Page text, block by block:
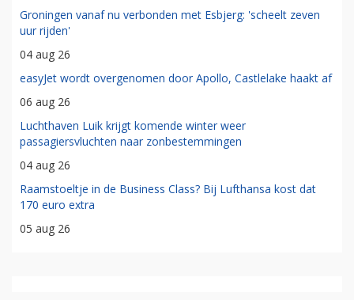
Groningen vanaf nu verbonden met Esbjerg: 'scheelt zeven
uur rijden'
04 aug 26
easyJet wordt overgenomen door Apollo, Castlelake haakt af
06 aug 26
Luchthaven Luik krijgt komende winter weer
passagiersvluchten naar zonbestemmingen
04 aug 26
Raamstoeltje in de Business Class? Bij Lufthansa kost dat
170 euro extra
05 aug 26